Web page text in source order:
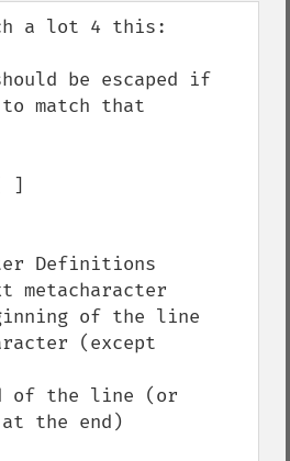
a lot 4 this:
be escaped if
match that
]
Definitions
metacharacter
of the line
(except
of the line (or
the end)